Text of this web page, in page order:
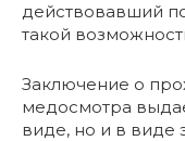
действовавший
такой
Заключение о
медосмотра
виде, но и в виде